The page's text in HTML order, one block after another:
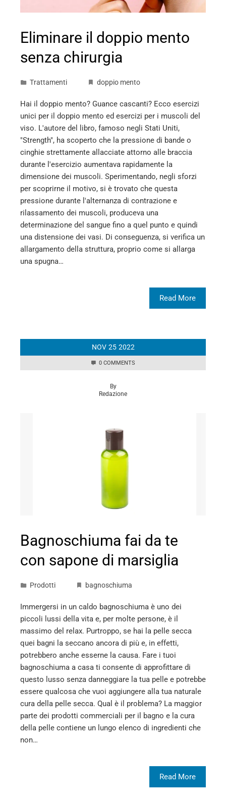
Eliminare il doppio mento
senza chirurgia
Trattamenti doppio mento
Hai il doppio mento? Guance cascanti? Ecco esercizi
unici per il doppio mento ed esercizi per i muscoli del
viso. L'autore del libro, famoso negli Stati Uniti,
"Strength", ha scoperto che la pressione di bande o
cinghie strettamente allacciate attorno alle braccia
durante l'esercizio aumentava rapidamente la
dimensione dei muscoli. Sperimentando, negli sforzi
per scoprirne il motivo, si è trovato che questa
pressione durante l'alternanza di contrazione e
rilassamento dei muscoli, produceva una
determinazione del sangue fino a quel punto e quindi
una distensione dei vasi. Di conseguenza, si verifica un
allargamento della struttura, proprio come si allarga
una spugna…
Read More
NOV 25 2022
0 COMMENTS
By
Redazione
Bagnoschiuma fai da te
con sapone di marsiglia
Prodotti bagnoschiuma
Immergersi in un caldo bagnoschiuma è uno dei
piccoli lussi della vita e, per molte persone, è il
massimo del relax. Purtroppo, se hai la pelle secca
quei bagni la seccano ancora di più e, in effetti,
potrebbero anche esserne la causa. Fare i tuoi
bagnoschiuma a casa ti consente di approfittare di
questo lusso senza danneggiare la tua pelle e potrebbe
essere qualcosa che vuoi aggiungere alla tua naturale
cura della pelle secca. Qual è il problema? La maggior
parte dei prodotti commerciali per il bagno e la cura
della pelle contiene un lungo elenco di ingredienti che
non…
Read More